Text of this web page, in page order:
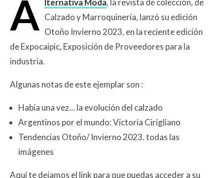
A lternativa Moda, la revista de colección, de
Calzado y Marroquinería, lanzó su edición
Otoño Invierno 2023, en la reciente edición
de Expocaipic, Exposición de Proveedores para la
industria.
Algunas notas de este ejemplar son :
Había una vez… la evolución del calzado
Argentinos por el mundo: Victoria Cirigliano
Tendencias Otoño/ Invierno 2023. todas las
imágenes
Aquí te dejamos el link para que puedas acceder a su